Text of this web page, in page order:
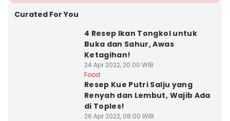
Curated For You
4 Resep Ikan Tongkol untuk
Buka dan Sahur, Awas
Ketagihan!
24 Apr 2022, 20:00 WIB
Food
Resep Kue Putri Salju yang
Renyah dan Lembut, Wajib Ada
di Toples!
26 Apr 2022, 08:00 WIB